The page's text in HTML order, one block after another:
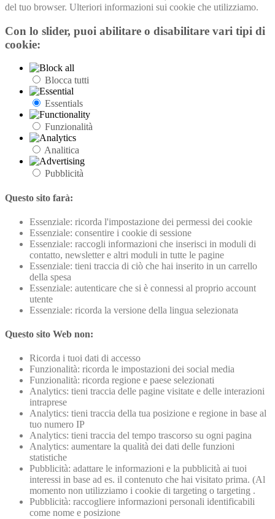
del tuo browser. Ulteriori informazioni sui cookie che utilizziamo.
Con lo slider, puoi abilitare o disabilitare vari tipi di
cookie:
Blocca tutti
Essentials
Funzionalità
Analitica
Pubblicità
Questo sito farà:
Essenziale: ricorda l'impostazione dei permessi dei cookie
Essenziale: consentire i cookie di sessione
Essenziale: raccogli informazioni che inserisci in moduli di
contatto, newsletter e altri moduli in tutte le pagine
Essenziale: tieni traccia di ciò che hai inserito in un carrello
della spesa
Essenziale: autenticare che si è connessi al proprio account
utente
Essenziale: ricorda la versione della lingua selezionata
Questo sito Web non:
Ricorda i tuoi dati di accesso
Funzionalità: ricorda le impostazioni dei social media
Funzionalità: ricorda regione e paese selezionati
Analytics: tieni traccia delle pagine visitate e delle interazioni
intraprese
Analytics: tieni traccia della tua posizione e regione in base al
tuo numero IP
Analytics: tieni traccia del tempo trascorso su ogni pagina
Analytics: aumentare la qualità dei dati delle funzioni
statistiche
Pubblicità: adattare le informazioni e la pubblicità ai tuoi
interessi in base ad es. il contenuto che hai visitato prima. (Al
momento non utilizziamo i cookie di targeting o targeting .
Pubblicità: raccogliere informazioni personali identificabili
come nome e posizione